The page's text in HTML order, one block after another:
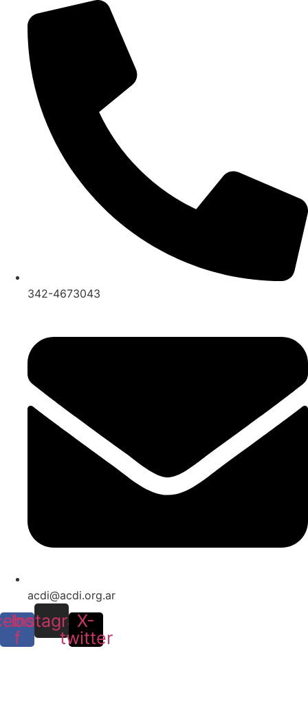
contenido
342-4673043
acdi@acdi.org.ar
f
Instagram
X-
twitter